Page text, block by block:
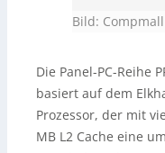
Bild:
Die Panel-PC-Reihe
basiert auf dem
Prozessor, der mit
MB L2 Cache eine